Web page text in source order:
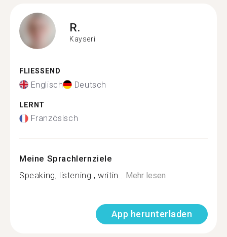
R.
Kayseri
FLIESSEND
Englisch Deutsch
LERNT
Französisch
Meine Sprachlernziele
Speaking, listening , writin...Mehr lesen
App herunterladen